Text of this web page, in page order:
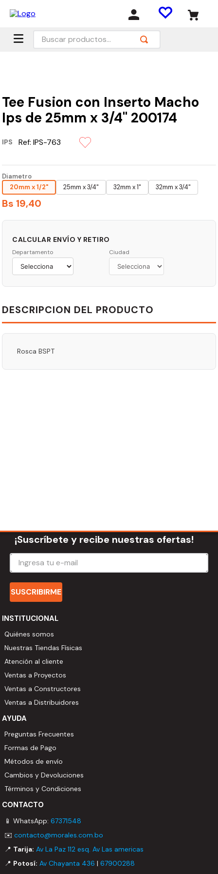
Buscar productos...
Tee Fusion con Inserto Macho
Ips de 25mm x 3/4" 200174
IPS Ref:IPS-763
Diametro
20mm x 1/2"
25mm x 3/4" 32mm x 1" 32mm x 3/4"
Bs 19,40
CALCULAR ENVÍO Y RETIRO
Departamento Ciudad
DESCRIPCION DEL PRODUCTO
Rosca BSPT
¡Suscríbete y recibe nuestras ofertas!
SUSCRIBIRME
INSTITUCIONAL
Quiénes somos
Nuestras Tiendas Físicas
Atención al cliente
Ventas a Proyectos
Ventas a Constructores
Ventas a Distribuidores
AYUDA
Preguntas Frecuentes
Formas de Pago
Métodos de envío
Cambios y Devoluciones
Términos y Condiciones
CONTACTO
📱 WhatsApp:67371548
✉️contacto@morales.com.bo
📍 Tarija: Av La Paz 112 esq. Av Las americas
📍 Potosí: Av Chayanta 436 |67900288